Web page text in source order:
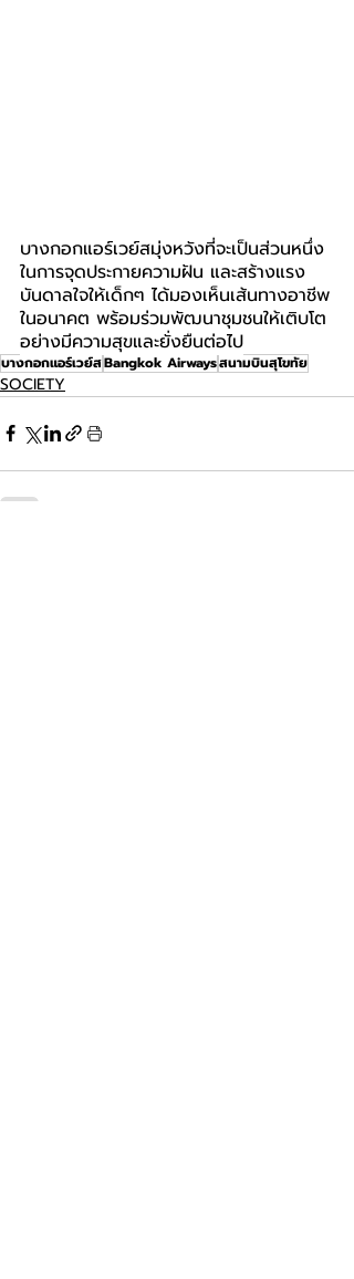
บางกอกแอร์เวย์สมุ่งหวังที่จะเป็นส่วนหนึ่ง
ในการจุดประกายความฝัน และสร้างแรง
บันดาลใจให้เด็กๆ ได้มองเห็นเส้นทางอาชีพ
ในอนาคต พร้อมร่วมพัฒนาชุมชนให้เติบโต
อย่างมีความสุขและยั่งยืนต่อไป
บางกอกแอร์เวย์สBangkok Airwaysสนามบินสุโขทัย
SOCIETY